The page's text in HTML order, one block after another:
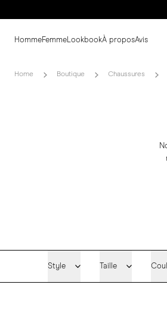
HommeFemme LookbookÀ proposAvis
Home Boutique Chaussures
Style Taille